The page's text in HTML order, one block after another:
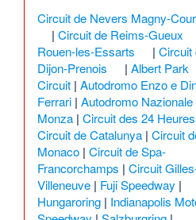
Circuit de Nevers Magny-
| Circuit de Reims-Gueux
Rouen-les-Essarts
| Circuit
Dijon-Prenois
| Albert Park
Circuit| Autodromo Enzo e
Ferrari| Autodromo Nazionale
Monza| Circuit des 24 Heures
Circuit de Catalunya| Circuit
Monaco| Circuit de Spa-
Francorchamps | Circuit
Villeneuve| Fuji Speedway |
Hungaroring| Indianapolis